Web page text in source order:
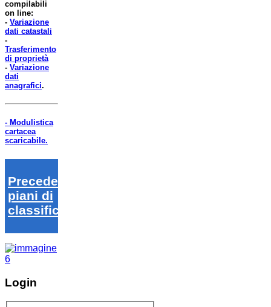
compilabili
on line:
- Variazione
dati catastali
-
Trasferimento
di proprietà
- Variazione
dati
anagrafici.
- Modulistica
cartacea
scaricabile.
Precedenti
piani di
classifica
Login